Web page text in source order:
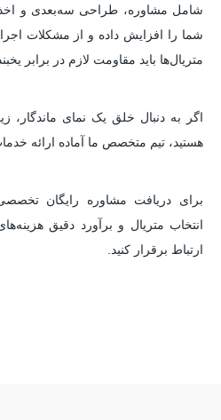
شامل مشاوره، طراحی سه‌بعدی و اخذ
شما را افزایش داده و از مشکلات
متریال‌ها باید مقاومت لازم در برابر
اگر به دنبال خلق یک نمای ماندگار،
هستید، تیم متخصص ما آماده ارائه
برای دریافت مشاوره رایگان
انتخاب متریال و برآورد دقیق
ارتباط برقرار کنید.